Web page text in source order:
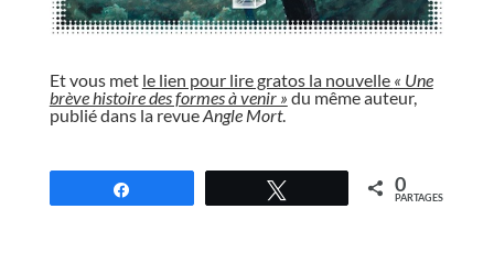
Et vous met le lien pour lire gratos la nouvelle « Une
brève histoire des formes à venir » du même auteur,
publié dans la revueAngle Mort.
0
PARTAGES